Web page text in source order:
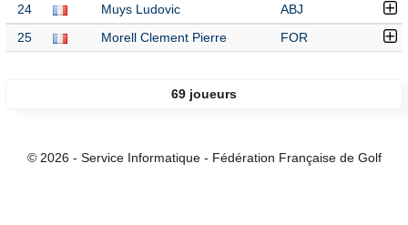
24 Muys Ludovic ABJ
25 Morell Clement Pierre FOR
69 joueurs
© 2026 - Service Informatique - Fédération Française de Golf